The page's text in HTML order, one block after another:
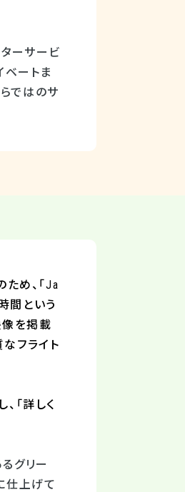
ターサービ
ベートま
ではのサ
ため、 「Ja
間という
像を掲載
フライト
「詳しく
グリー
仕上げて